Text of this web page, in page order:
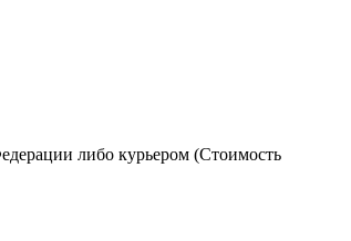
либо курьером (Стоимость